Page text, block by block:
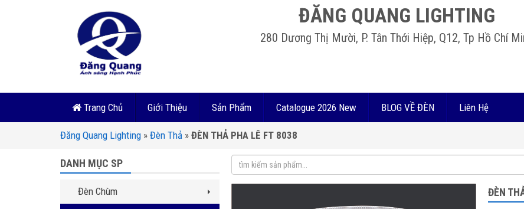
ĐĂNG QUANG LIGHTING
280 Dương Thị Mười, P. Tân Thới Hiệp, Q12, Tp Hồ Chí
Trang Chủ Giới Thiệu Sản Phẩm Catalogue 2026 New BLOG VỀ ĐÈN Liên Hệ
Đăng Quang Lighting » Đèn Thả » ĐÈN THẢ PHA LÊ FT 8038
ĐÈN
DANH MỤC SP
Đèn Chùm